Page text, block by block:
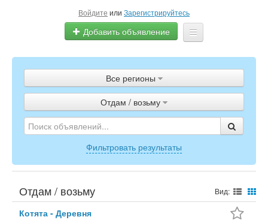
Войдите или Зарегистрируйтесь
Добавить объявление
Объявления
Полистать газету
ТВ-программа
Все регионы
Отдам / возьму
Фильтровать результаты
Отдам / возьму Вид:
Котята - Деревня